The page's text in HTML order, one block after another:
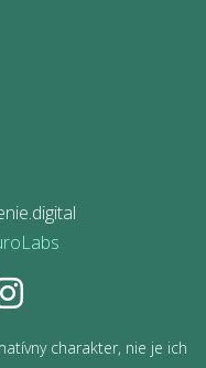
charakter, nie je ich